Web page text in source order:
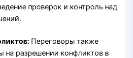
проверок и контроль над
Переговоры также
на разрешении конфликтов в